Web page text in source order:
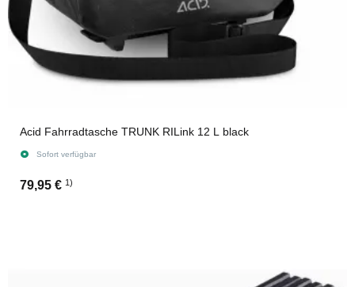
Acid Fahrradtasche TRUNK RILink 12 L black
Sofort verfügbar
79,95 € 1)